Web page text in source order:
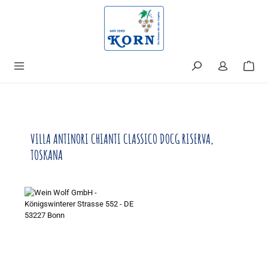
VILLA ANTINORI CHIANTI CLASSICO DOCG RISERVA,
TOSKANA